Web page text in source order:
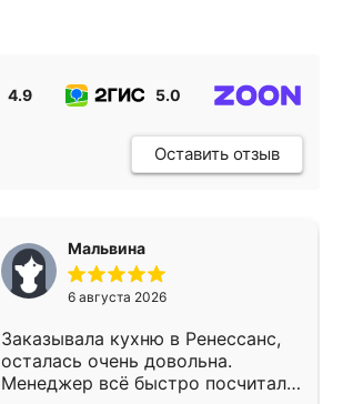
4.9 5.0
Оставить отзыв
Мальвина
6 августа 2026
Заказывала кухню в Ренессанс,
осталась очень довольна.
Менеджер всё быстро посчитала,